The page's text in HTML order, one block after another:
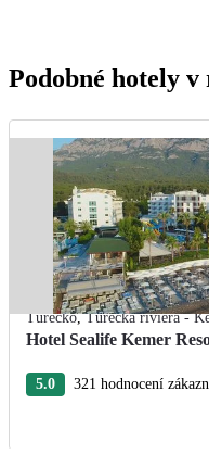
Podobné hotely v
Turecko,Turecká riviéra -
Hotel Sealife Kemer
5.0
321 hodnocení